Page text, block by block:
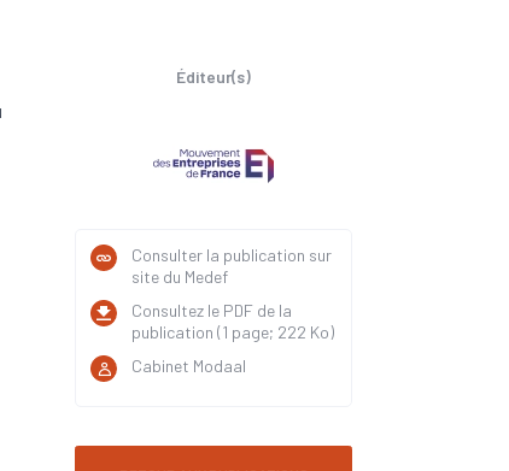
Éditeur(s)
Consulter la publication sur
site du Medef
Consultez le PDF de la
publication (1 page; 222 Ko)
Cabinet Modaal